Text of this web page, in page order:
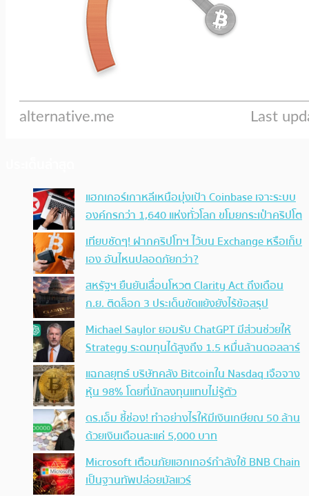
แฮกเกอร์เกาหลีเหนือมุ่งเป้า Coinbase เจาะระบบ
องค์กรกว่า 1,640 แห่งทั่วโลก ขโมยกระเป๋าคริปโต
เทียบชัดๆ! ฝากคริปโทฯ ไว้บน Exchange หรือเก็บ
เอง อันไหนปลอดภัยกว่า?
สหรัฐฯ ยืนยันเลื่อนโหวต Clarity Act ถึงเดือน
ก.ย. ติดล็อก 3 ประเด็นขัดแย้งยังไร้ข้อสรุป
Michael Saylor ยอมรับ ChatGPT มีส่วนช่วยให้
Strategy ระดมทุนได้สูงถึง 1.5 หมื่นล้านดอลลาร์
แฉกลยุทธ์ บริษัทคลัง Bitcoinใน Nasdaq เจือจาง
หุ้น 98% โดยที่นักลงทุนแทบไม่รู้ตัว
ดร.เอ็ม ชี้ช่อง! ทำอย่างไรให้มีเงินเกษียณ 50 ล้าน
ด้วยเงินเดือนละแค่ 5,000 บาท
Microsoft เตือนภัยแฮกเกอร์กำลังใช้ BNB Chain
เป็นฐานทัพปล่อยมัลแวร์